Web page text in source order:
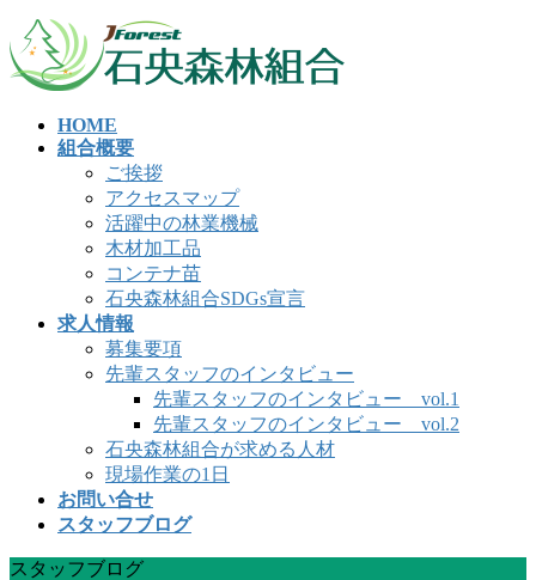
コ
ン
テ
ナ
ビ
ゲ
HOME
組合概要
ご挨拶
アクセスマップ
活躍中の林業機械
木材加工品
コンテナ苗
石央森林組合SDGs宣言
求人情報
募集要項
先輩スタッフのインタビュー
先輩スタッフのインタビュー vol.1
先輩スタッフのインタビュー vol.2
石央森林組合が求める人材
現場作業の1日
お問い合せ
スタッフブログ
スタッフブログ